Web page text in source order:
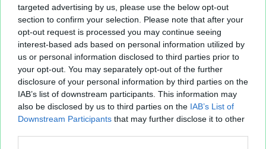
targeted advertising by us, please use the below opt-out
section to confirm your selection. Please note that after your
opt-out request is processed you may continue seeing
interest-based ads based on personal information utilized by
us or personal information disclosed to third parties prior to
your opt-out. You may separately opt-out of the further
disclosure of your personal information by third parties on the
IAB’s list of downstream participants. This information may
also be disclosed by us to third parties on the IAB’s List of
Downstream Participants that may further disclose it to other